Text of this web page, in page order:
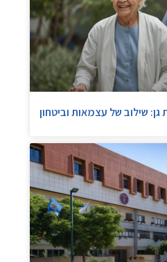
שילוב של עצמאות וביטחון